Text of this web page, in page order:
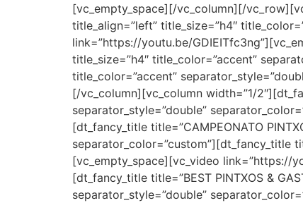
[vc_empty_space][/vc_column][/
title_align=”left” title_size=”h4″
link=”https://youtu.be/
title_size=”h4″ title_color=”accent”
title_color=”accent”
[/vc_column][vc_column width=”1/
separator_style=”double”
[dt_fancy_title title=”CAMPEONATO
separator_color=”custom”][dt_fancy_title
[vc_empty_space][vc_video link=”https://
[dt_fancy_title title=”BEST PINTXOS &
separator_style=”double”